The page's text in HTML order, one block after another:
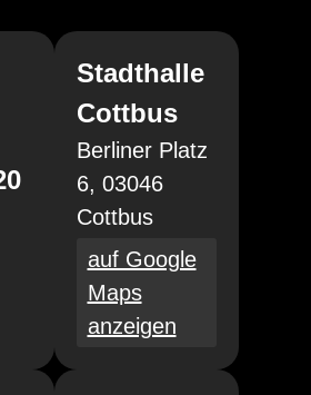
Stadthalle
Cottbus
Berliner Platz
6, 03046
Cottbus
auf Google
Maps
anzeigen